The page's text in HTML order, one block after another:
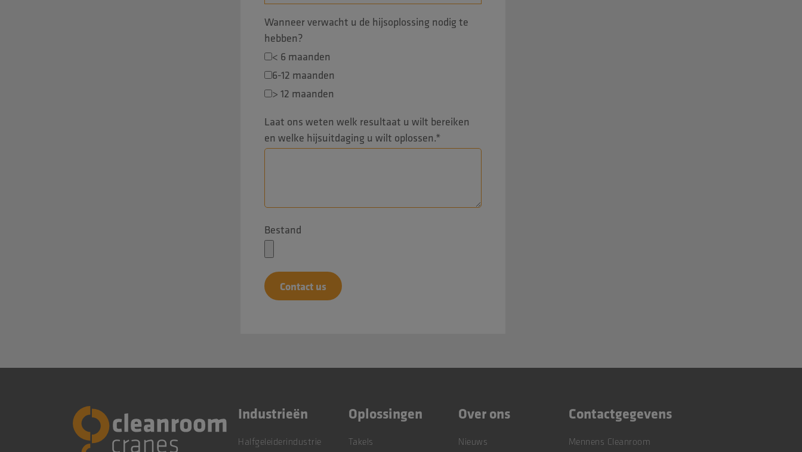
Wanneer verwacht u de hijsoplossing nodig te
hebben?
< 6 maanden
6-12 maanden
> 12 maanden
Laat ons weten welk resultaat u wilt bereiken
en welke hijsuitdaging u wilt oplossen.*
Bestand
Industrieën
Halfgeleiderindustrie
Oplossingen
Takels
Over ons
Nieuws
Contactgegevens
Mennens Cleanroom